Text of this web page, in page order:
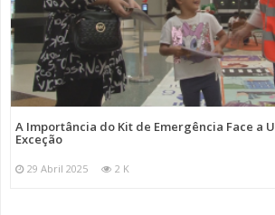
A Importância do Kit de Emergência Face a
Exceção
29 Abril 2025 2 K